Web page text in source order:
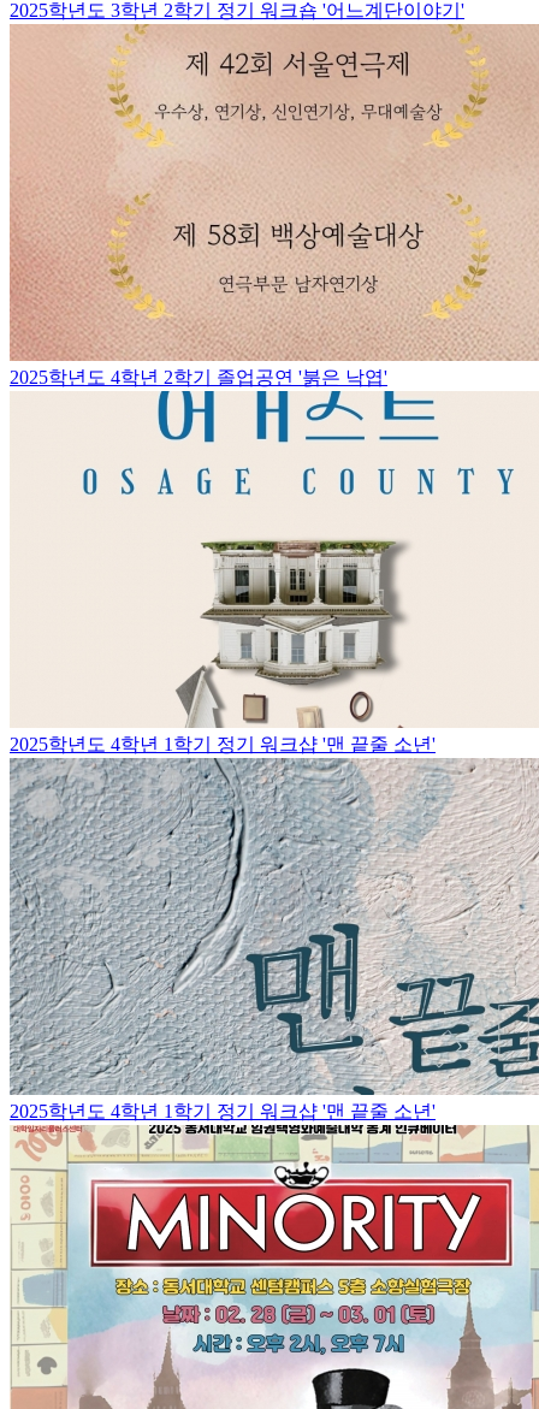
2025학년도 3학년 2학기 정기 워크숍 '어느계단이야기'
2025학년도 4학년 2학기 졸업공연 '붉은 낙엽'
2025학년도 4학년 1학기 정기 워크샵 '맨 끝줄 소년'
2025학년도 4학년 1학기 정기 워크샵 '맨 끝줄 소년'